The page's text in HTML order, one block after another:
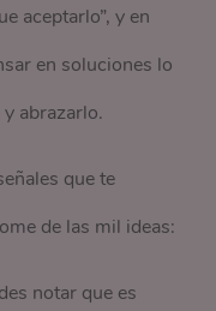
aceptarlo”, y en
en soluciones lo
abrazarlo.
que te
de las mil ideas:
notar que es